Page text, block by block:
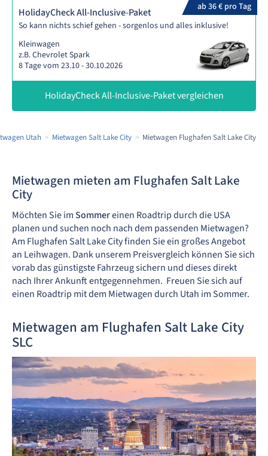
ab 36 € pro Tag
HolidayCheck All-Inclusive-Paket
So kann nichts schief gehen - sorgenlos und alles inklusive!
Kleinwagen
z.B. Chevrolet Spark
8 Tage vom 23.10 - 30.10.2026
HolidayCheck All-Inclusive-Paket vergleichen
Utah Mietwagen Salt Lake City Mietwagen Flughafen Salt Lake City
Mietwagen mieten am Flughafen Salt Lake
City
Möchten Sie imSommereinen Roadtrip durch die USA
planen und suchen noch nach dem passenden Mietwagen?
Am Flughafen Salt Lake City finden Sie ein großes Angebot
an Leihwagen. Dank unserem Preisvergleich können Sie sich
vorab das günstigste Fahrzeug sichern und dieses direkt
nach Ihrer Ankunft entgegennehmen. Freuen Sie sich auf
einen Roadtrip mit dem Mietwagen durch Utah im Sommer.
Mietwagen am Flughafen Salt Lake City
SLC